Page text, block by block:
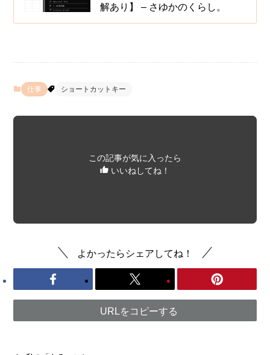
解あり】 – さゆかのくらし。
仕事 ショートカットキー
この記事が気に入ったら
いいねしてね！
よかったらシェアしてね！
URLをコピーする